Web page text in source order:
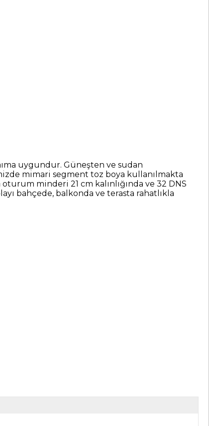
uygundur. Güneşten ve sudan
mimari segment toz boya kullanılmakta
minderi 21 cm kalınlığında ve 32 DNS
bahçede, balkonda ve terasta rahatlıkla